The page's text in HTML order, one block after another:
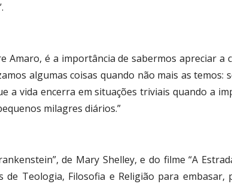
Amaro, é a importância de sabermos apreciar
algumas coisas quando não mais as
a vida encerra em situações triviais quando a
milagres diários.”
de Mary Shelley, e do filme “A
Teologia, Filosofia e Religião para embasar,